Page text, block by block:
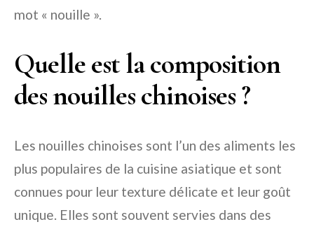
mot « nouille ».
Quelle est la composition
des nouilles chinoises ?
Les nouilles chinoises sont l’un des aliments les
plus populaires de la cuisine asiatique et sont
connues pour leur texture délicate et leur goût
unique. Elles sont souvent servies dans des